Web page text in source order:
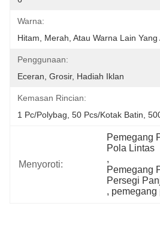
Warna:
Hitam, Merah, Atau Warna Lain
Penggunaan:
Eceran, Grosir, Hadiah Iklan
Kemasan Rincian:
1 Pc/polybag, 50 Pcs/kotak Batin,
Menyoroti:
Pemegang
Pola Lintas
,
Pemegang
Persegi
, pemegang